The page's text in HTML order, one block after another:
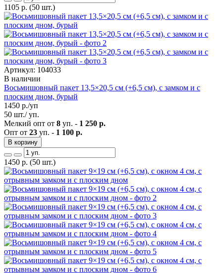
1105 р. (50 шт.)
Артикул: 104033
В наличии
Восьмишовный пакет 13,5×20,5 см (+6,5 см), с замком и с
плоским дном, бурый
1450 р./уп
50 шт./ уп.
Мелкий опт от 8 уп. - 1 250 р.
Опт от 23 уп. - 1 100 р.
В корзину
1450 р. (50 шт.)